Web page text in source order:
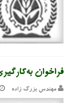
فراخوان
مهندس بزرگ زاده